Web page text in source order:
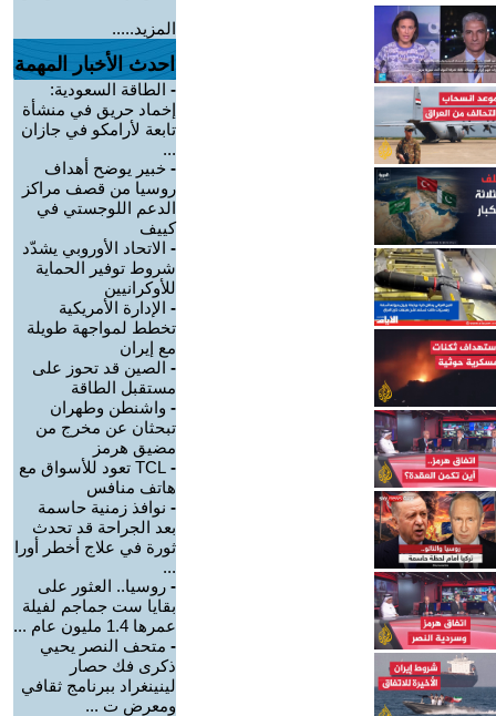
المزيد.....
احدث الأخبار المهمة
- الطاقة السعودية:
إخماد حريق في منشأة
تابعة لأرامكو في جازان
...
- خبير يوضح أهداف
روسيا من قصف مراكز
الدعم اللوجستي في
كييف
- الاتحاد الأوروبي يشدّد
شروط توفير الحماية
للأوكرانيين
- الإدارة الأمريكية
تخطط لمواجهة طويلة
مع إيران
- الصين قد تحوز على
مستقبل الطاقة
- واشنطن وطهران
تبحثان عن مخرج من
مضيق هرمز
-
TCL تعود للأسواق مع
هاتف منافس
- نوافذ زمنية حاسمة
بعد الجراحة قد تحدث
ثورة في علاج أخطر أورا
...
- روسيا.. العثور على
بقايا ست جماجم لفيلة
عمرها 1.4 مليون عام ...
- متحف النصر يحيي
ذكرى فك حصار
لينينغراد ببرنامج ثقافي
ومعرض ت ...